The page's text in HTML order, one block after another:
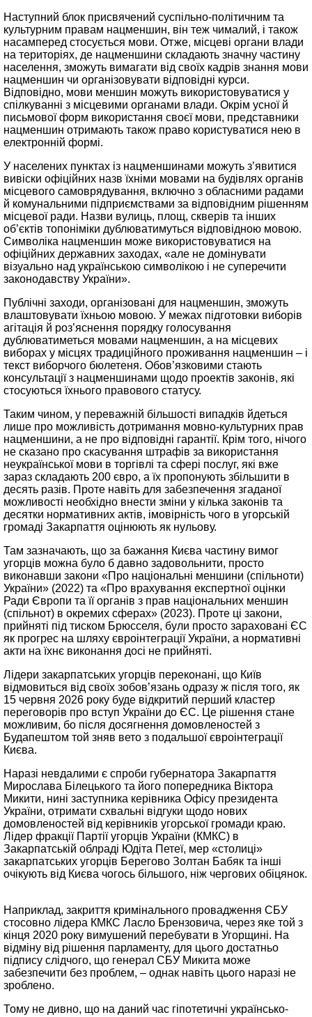
Наступний блок присвячений суспільно-політичним та
культурним правам нацменшин, він теж чималий, і також
насамперед стосується мови. Отже, місцеві органи влади
на територіях, де нацменшини складають значну частину
населення, зможуть вимагати від своїх кадрів знання мови
нацменшин чи організовувати відповідні курси.
Відповідно, мови меншин можуть використовуватися у
спілкуванні з місцевими органами влади. Окрім усної й
письмової форм використання своєї мови, представники
нацменшин отримають також право користуватися нею в
електронній формі.
У населених пунктах із нацменшинами можуть з’явитися
вивіски офіційних назв їхніми мовами на будівлях органів
місцевого самоврядування, включно з обласними радами
й комунальними підприємствами за відповідним рішенням
місцевої ради. Назви вулиць, площ, скверів та інших
об’єктів топоніміки дублюватимуться відповідною мовою.
Символіка нацменшин може використовуватися на
офіційних державних заходах, «але не домінувати
візуально над українською символікою і не суперечити
законодавству України».
Публічні заходи, організовані для нацменшин, зможуть
влаштовувати їхньою мовою. У межах підготовки виборів
агітація й роз’яснення порядку голосування
дублюватиметься мовами нацменшин, а на місцевих
виборах у місцях традиційного проживання нацменшин – і
текст виборчого бюлетеня. Обов’язковими стають
консультації з нацменшинами щодо проектів законів, які
стосуються їхнього правового статусу.
Таким чином, у переважній більшості випадків йдеться
лише про можливість дотримання мовно-культурних прав
нацменшини, а не про відповідні гарантії. Крім того, нічого
не сказано про скасування штрафів за використання
неукраїнської мови в торгівлі та сфері послуг, які вже
зараз складають 200 євро, а їх пропонують збільшити в
десять разів. Проте навіть для забезпечення згаданої
можливості необхідно внести зміни у кілька законів та
десятки нормативних актів, імовірність чого в угорській
громаді Закарпаття оцінюють як нульову.
Там зазначають, що за бажання Києва частину вимог
угорців можна було б давно задовольнити, просто
виконавши закони «Про національні меншини (спільноти)
України» (2022) та «Про врахування експертної оцінки
Ради Європи та її органів з прав національних меншин
(спільнот) в окремих сферах» (2023). Проте ці закони,
прийняті під тиском Брюсселя, були просто зараховані ЄС
як прогрес на шляху євроінтеграції України, а нормативні
акти на їхнє виконання досі не прийняті.
Лідери закарпатських угорців переконані, що Київ
відмовиться від своїх зобов’язань одразу ж після того, як
15 червня 2026 року буде відкритий перший кластер
переговорів про вступ України до ЄС. Це рішення стане
можливим, бо після досягнення домовленостей з
Будапештом той зняв вето з подальшої євроінтеграції
Києва.
Наразі невдалими є спроби губернатора Закарпаття
Мирослава Білецького та його попередника Віктора
Микити, нині заступника керівника Офісу президента
України, отримати схвальні відгуки щодо нових
домовленостей від керівників угорської громади краю.
Лідер фракції Партії угорців України (КМКС) в
Закарпатській облраді Юдіта Петеї, мер «столиці»
закарпатських угорців Берегово Золтан Бабяк та інші
очікують від Києва чогось більшого, ніж чергових обіцянок.
Наприклад, закриття кримінального провадження СБУ
стосовно лідера КМКС Ласло Брензовича, через яке той з
кінця 2020 року вимушений перебувати в Угорщині. На
відміну від рішення парламенту, для цього достатньо
підпису слідчого, що генерал СБУ Микита може
забезпечити без проблем, – однак навіть цього наразі не
зроблено.
Тому не дивно, що на даний час гіпотетичні українсько-